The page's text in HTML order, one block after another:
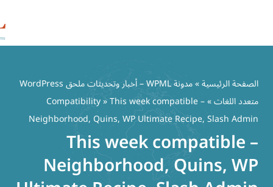
مدونة WPML – أخبار وتحديثات ملحق WordPress
Compatibility» This week
Neighborhood, Quins, WP
This week